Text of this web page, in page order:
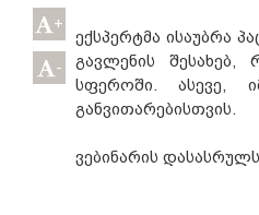
+
-
ექსპერტმა ისაუბრა
გავლენის
სფეროში. ასევე,
განვითარებისთვის.
ვებინარის